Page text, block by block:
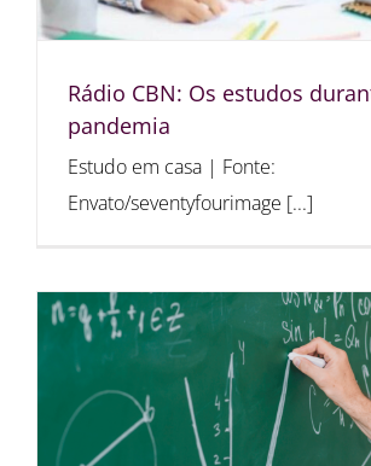
Rádio CBN: Os estudos
pandemia
Estudo em casa | Fonte:
Envato/seventyfourimage [...]